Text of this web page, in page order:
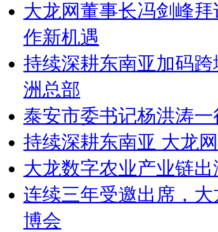
大龙网董事长冯剑峰
作新机遇
持续深耕东南亚加码
洲总部
泰安市委书记杨洪涛
持续深耕东南亚 大龙
大龙数字农业产业链
连续三年受邀出席，
博会